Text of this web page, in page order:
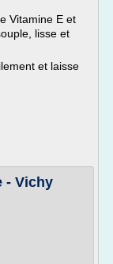
Vitamine E et
lisse et
et laisse
- Vichy